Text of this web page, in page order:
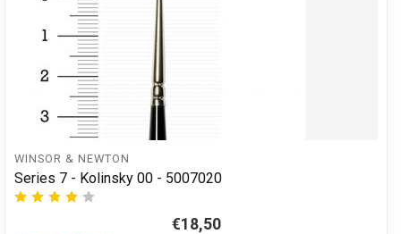
WINSOR & NEWTON
Series 7 - Kolinsky 00 - 5007020
€18,50